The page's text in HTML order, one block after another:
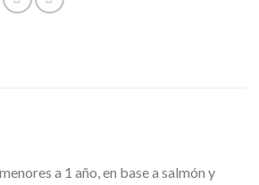
a 1 año, en base a salmón y